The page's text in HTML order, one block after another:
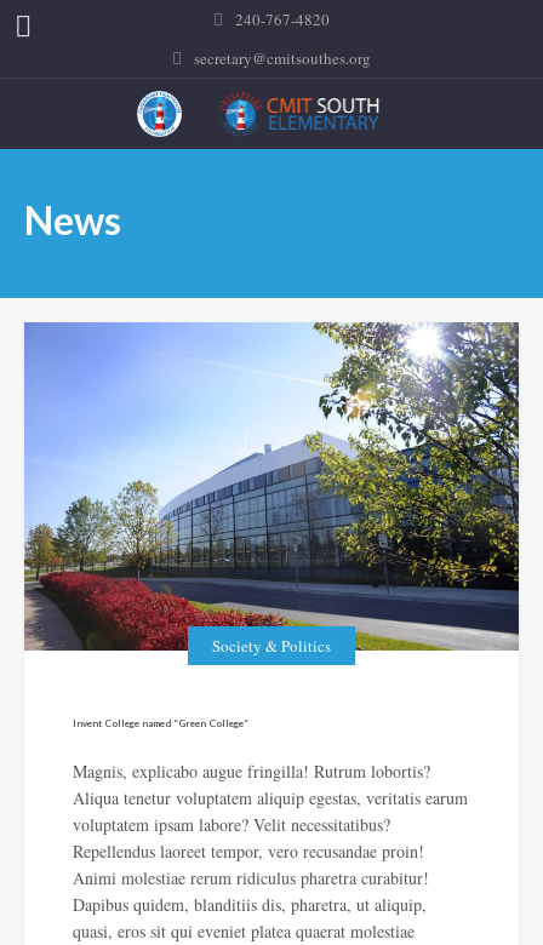
240-767-4820
secretary@cmitsouthes.org
News
Society & Politics
Invent College named “Green College”
Magnis, explicabo augue fringilla! Rutrum lobortis?
Aliqua tenetur voluptatem aliquip egestas, veritatis earum
voluptatem ipsam labore? Velit necessitatibus?
Repellendus laoreet tempor, vero recusandae proin!
Animi molestiae rerum ridiculus pharetra curabitur!
Dapibus quidem, blanditiis dis, pharetra, ut aliquip,
quasi, eros sit qui eveniet platea quaerat molestiae